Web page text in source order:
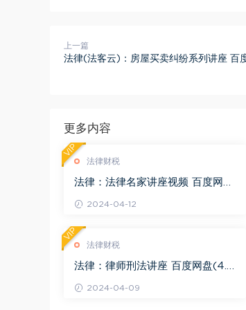
上一篇
法律(法客云)：房屋买卖纠纷系列讲座 百
更多内容
法律财税
法律：法律名家讲座视频 百度网盘
2024-04-12
VIP
法律财税
法律：律师刑法讲座 百度网盘(4.0
2024-04-09
VIP